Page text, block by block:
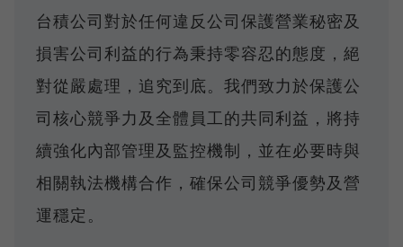
台積公司對於任何違反公司保護營業秘密及
損害公司利益的行為秉持零容忍的態度，絕
對從嚴處理，追究到底。我們致力於保護公
司核心競爭力及全體員工的共同利益，將持
續強化內部管理及監控機制，並在必要時與
相關執法機構合作，確保公司競爭優勢及營
運穩定。